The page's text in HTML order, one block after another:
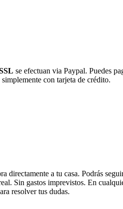
se efectuan via Paypal. Puedes
con tarjeta de crédito.
directamente a tu casa. Podrás
Sin gastos imprevistos. En
resolver tus dudas.